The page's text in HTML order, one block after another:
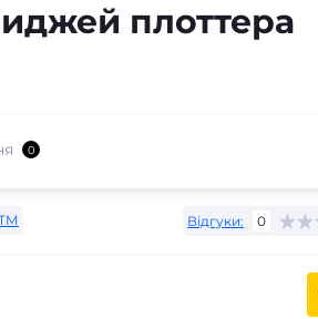
плоттера
0
Відгуки: 0